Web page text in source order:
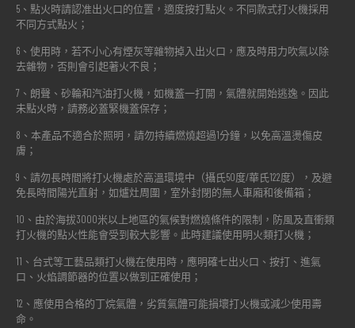
5、點火時請認准出火口的位置，適度按打點火。不同款式打火機採用
不同方式點火；
6、使用時，若不小心有煙灰等雜物掉入出火口，應及時用力吹氣以除
去雜物，否則會引起著火不良；
7、朗聲、砂輪和汽油打火機，如機蓋一打開，氣體就開始逃逸。因此
未點火時，請務必蓋緊機蓋保存；
8、本產品不適合於照明，請勿持續燃燒超過1分鐘，以免高溫燙傷皮
膚；
9、請勿長時間將打火機處於高溫環境中（攝氏50度/華氏122度），及避
免長時間陽光直射，如爐灶周圍，室外封閉的無人車廂和後備箱；
10、由於海拔3000米以上地區的氣候對燃燒條件的限制，防風及直衝類
打火機的點火性能會受到較大影響。此時建議使用明火類打火機；
11、台式等工藝品類打火機在使用時，應明確七出火口、按打、進氣
口、火焰調節器的位置以做到正確使用；
12、應使用合格的丁烷氣體，劣質氣體可能損壞打火機或減少使用壽
命。